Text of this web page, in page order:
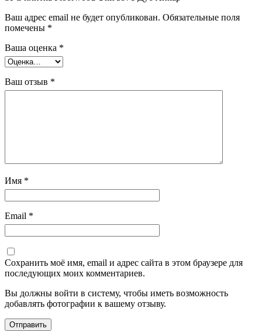
Ваш адрес email не будет опубликован. Обязательные поля
помечены *
Ваша оценка *
Ваш отзыв *
Имя *
Email *
Сохранить моё имя, email и адрес сайта в этом браузере для
последующих моих комментариев.
Вы должны войти в систему, чтобы иметь возможность
добавлять фотографии к вашему отзыву.